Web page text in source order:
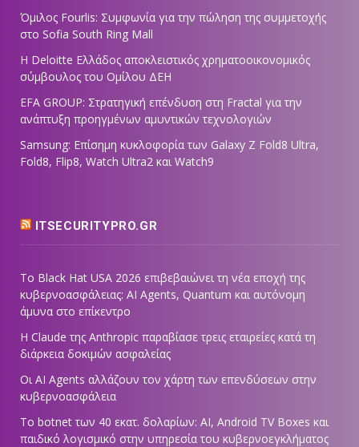
Όμιλος Fourlis: Συμφωνία για την πώληση της συμμετοχής
στο Sofia South Ring Mall
Η Deloitte Ελλάδος αποκλειστικός χρηματοοικονομικός
σύμβουλος του Ομίλου ΔΕΗ
EFA GROUP: Στρατηγική επένδυση στη Fractal για την
ανάπτυξη προηγμένων αμυντικών τεχνολογιών
Samsung: Επίσημη κυκλοφορία των Galaxy Z Fold8 Ultra,
Fold8, Flip8, Watch Ultra2 και Watch9
ITSECURITYPRO.GR
Το Black Hat USA 2026 επιβεβαιώνει τη νέα εποχή της
κυβερνοασφάλειας: AI Agents, Quantum και αυτόνομη
άμυνα στο επίκεντρο
Η Claude της Anthropic παραβίασε τρεις εταιρείες κατά τη
διάρκεια δοκιμών ασφαλείας
Οι AI Agents αλλάζουν τον χάρτη των επενδύσεων στην
κυβερνοασφάλεια
Το botnet των 40 εκατ. δολαρίων: AI, Android TV Boxes και
παιδικό λογισμικό στην υπηρεσία του κυβερνοεγκλήματος